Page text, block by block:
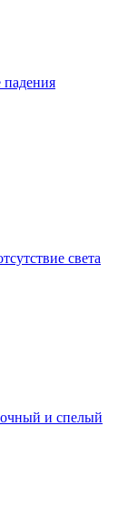
света
и спелый